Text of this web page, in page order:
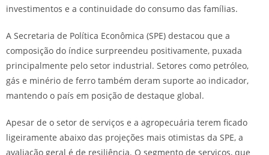
investimentos e a continuidade do consumo das famílias.
A Secretaria de Política Econômica (SPE) destacou que a
composição do índice surpreendeu positivamente, puxada
principalmente pelo setor industrial. Setores como petróleo,
gás e minério de ferro também deram suporte ao indicador,
mantendo o país em posição de destaque global.
Apesar de o setor de serviços e a agropecuária terem ficado
ligeiramente abaixo das projeções mais otimistas da SPE, a
avaliação geral é de resiliência. O segmento de serviços, que